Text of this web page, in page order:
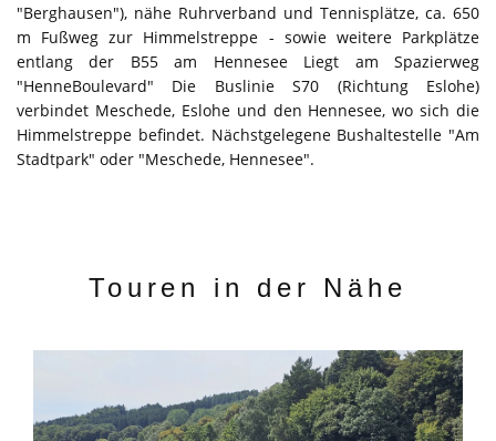
"Berghausen"), nähe Ruhrverband und Tennisplätze, ca. 650
m Fußweg zur Himmelstreppe - sowie weitere Parkplätze
entlang der B55 am Hennesee Liegt am Spazierweg
"HenneBoulevard" Die Buslinie S70 (Richtung Eslohe)
verbindet Meschede, Eslohe und den Hennesee, wo sich die
Himmelstreppe befindet. Nächstgelegene Bushaltestelle "Am
Stadtpark" oder "Meschede, Hennesee".
Touren in der Nähe